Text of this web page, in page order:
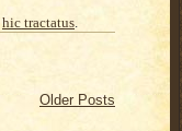
hic tractatus
Older Posts